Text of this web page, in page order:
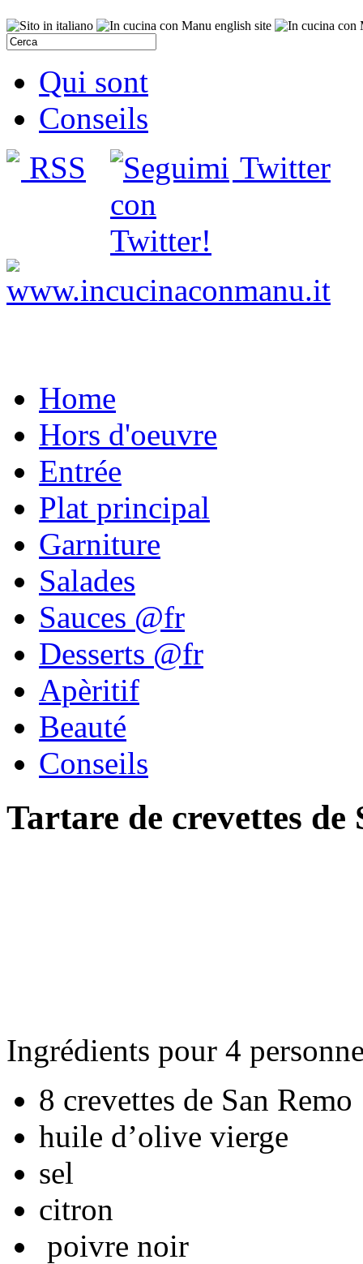
Qui sont
Conseils
RSS
Twitter
Home
Hors d'oeuvre
Entrée
Plat principal
Garniture
Salades
Sauces @fr
Desserts @fr
Apèritif
Beauté
Conseils
Tartare de crevettes de
Ingrédients pour 4
8 crevettes de San Remo
huile d’olive vierge
sel
citron
poivre noir